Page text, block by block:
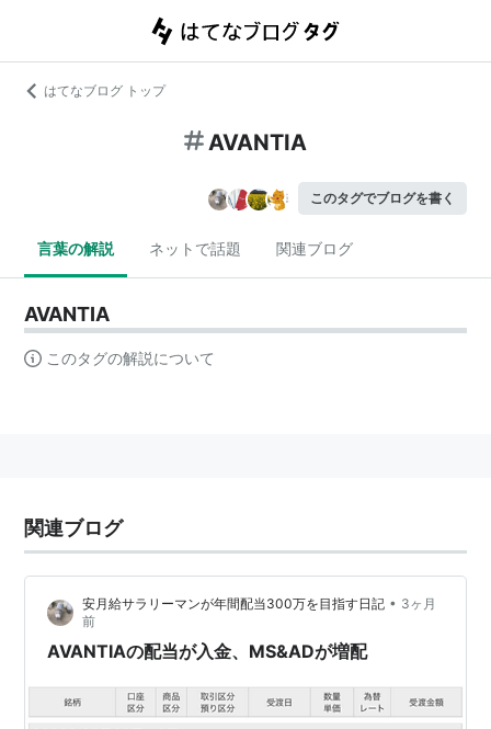
はてなブログ トップ
AVANTIA
このタグでブログを書く
言葉の解説 ネットで話題 関連ブログ
AVANTIA
このタグの解説について
関連ブログ
安月給サラリーマンが年間配当300万を目指す日記 • 3ヶ月
前
AVANTIAの配当が入金、MS&ADが増配